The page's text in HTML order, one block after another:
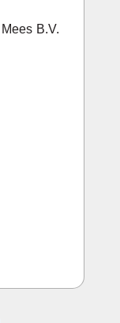
B.V.